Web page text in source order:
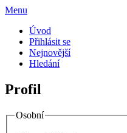
Menu
Úvod
Přihlásit se
Nejnovější
Hledání
Profil
Osobní